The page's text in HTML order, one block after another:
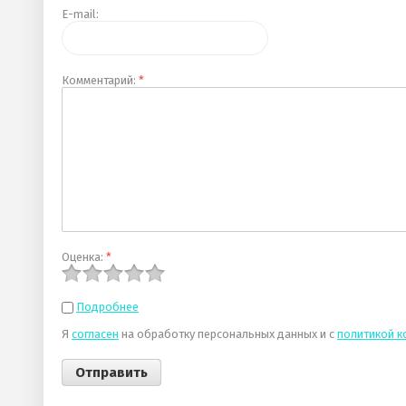
E-mail:
Комментарий: *
Оценка: *
Подробнее
Я согласен на обработку персональных данных и с политикой